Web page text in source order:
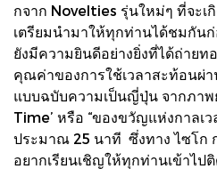
กจาก Novelties รุ่นใหม่ๆ ที่จะเ
เตรียมนำมาให้ทุกท่านได้ชมกัน
ยังมีความยินดีอย่างยิ่งที่ได้ถ่ายท
คุณค่าของการใช้เวลาสะท้อนผ่
แบบฉบับความเป็นญี่ปุ่น จากภา
Time’ หรือ “ของขวัญแห่งกาลเ
ประมาณ 25 นาที ซึ่งทาง ไซโก
อยากเรียนเชิญให้ทุกท่านเข้าไ